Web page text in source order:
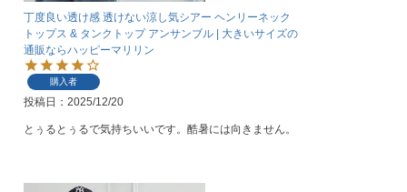
丁度良い透け感 透けない涼し気シアー ヘンリーネック
トップス & タンクトップ アンサンブル | 大きいサイズの
通販ならハッピーマリリン
購入者
投稿日 2025/12/20
とぅるとぅるで気持ちいいです。酷暑には向きません。